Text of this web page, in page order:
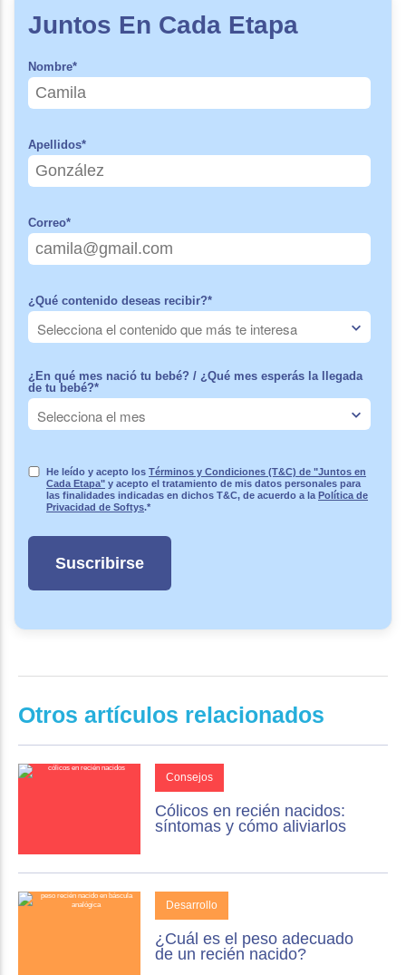
Juntos En Cada Etapa
Nombre*
Apellidos*
Correo*
¿Qué contenido deseas recibir?*
¿En qué mes nació tu bebé? / ¿Qué mes esperás la llegada
de tu bebé?*
He leído y acepto los Términos y Condiciones (T&C) de "Juntos en
Cada Etapa" y acepto el tratamiento de mis datos personales para
las finalidades indicadas en dichos T&C, de acuerdo a la Política de
Privacidad de Softys.*
Otros artículos relacionados
Consejos
Cólicos en recién nacidos:
síntomas y cómo aliviarlos
Desarrollo
¿Cuál es el peso adecuado
de un recién nacido?